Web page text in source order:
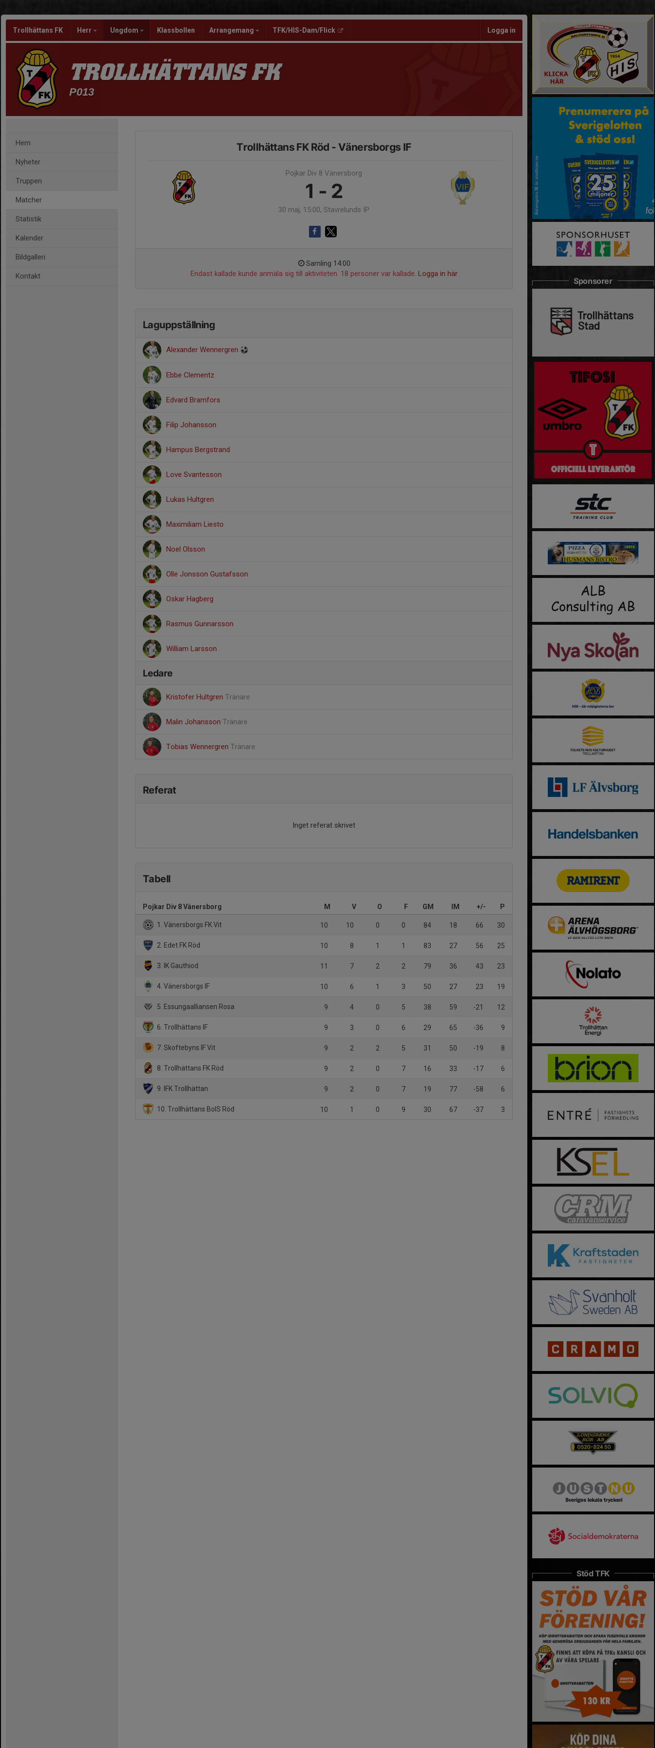
Trollhättans FK Herr Ungdom Klassbollen Arrangemang TFK/HIS-Dam/Flick Logga in
TROLLHÄTTANS FK
P013
Hem
Nyheter
Truppen
Matcher
Statistik
Kalender
Bildgalleri
Kontakt
Trollhättans FK Röd - Vänersborgs IF
Pojkar Div 8 Vänersborg
1 - 2
30 maj, 15:00, Stavrelunds IP
Samling 14:00
Endast kallade kunde anmäla sig till aktiviteten. 18 personer var kallade. Logga in här
Laguppställning
Alexander Wennergren
Ebbe Clementz
Edvard Bramfors
Filip Johansson
Hampus Bergstrand
Love Svantesson
Lukas Hultgren
Maximiliam Liesto
Noel Olsson
Olle Jonsson Gustafsson
Oskar Hagberg
Rasmus Gunnarsson
William Larsson
Ledare
Kristofer Hultgren Tränare
Malin Johansson Tränare
Tobias Wennergren Tränare
Referat
Inget referat skrivet
Tabell
Pojkar Div 8 Vänersborg M V O F GM IM +/- P
1. Vänersborgs FK Vit 10 10 0 0 84 18 66 30
2. Edet FK Röd 10 8 1 1 83 27 56 25
3. IK Gauthiod 11 7 2 2 79 36 43 23
4. Vänersborgs IF 10 6 1 3 50 27 23 19
5. Essungaalliansen Rosa 9 4 0 5 38 59 -21 12
6. Trollhättans IF 9 3 0 6 29 65 -36 9
7. Skoftebyns IF Vit 9 2 2 5 31 50 -19 8
8. Trollhättans FK Röd 9 2 0 7 16 33 -17 6
9. IFK Trollhättan 9 2 0 7 19 77 -58 6
10. Trollhättans BoIS Röd 10 1 0 9 30 67 -37 3
Sponsorer
Stöd TFK